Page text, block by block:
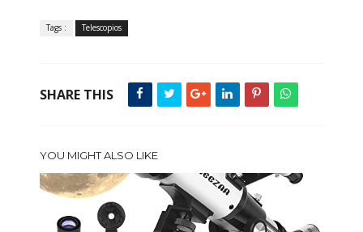
Tags : Telescopios
SHARE THIS
YOU MIGHT ALSO LIKE